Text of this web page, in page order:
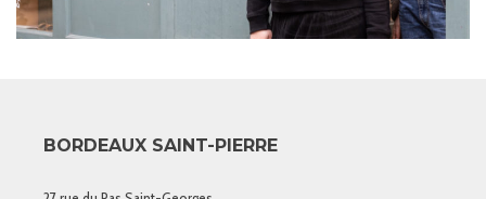
BORDEAUX SAINT-PIERRE